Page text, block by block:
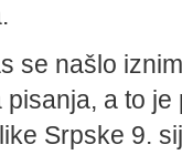
se našlo
a to
Srpske 9.